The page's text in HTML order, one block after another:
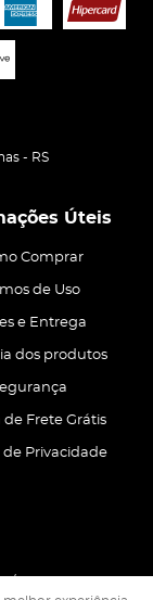
- RS
Úteis
Comprar
de Uso
e Entrega
dos produtos
de Frete Grátis
de Privacidade